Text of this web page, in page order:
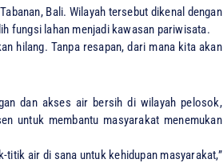
Bali. Wilayah tersebut dikenal dengan
fungsi lahan menjadi kawasan pariwisata.
hilang. Tanpa resapan, dari mana kita akan
dan akses air bersih di wilayah pelosok,
untuk membantu masyarakat menemukan
air di sana untuk kehidupan masyarakat,”